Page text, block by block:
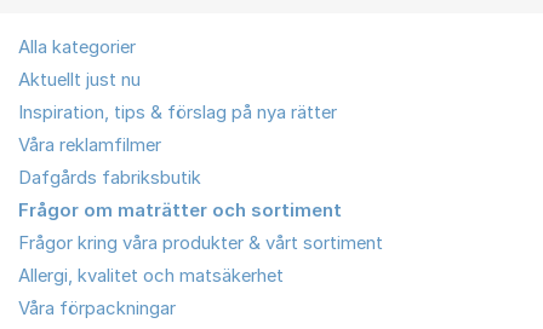
Alla kategorier
Aktuellt just nu
Inspiration, tips & förslag på nya rätter
Våra reklamfilmer
Dafgårds fabriksbutik
Frågor om maträtter och sortiment
Frågor kring våra produkter & vårt sortiment
Allergi, kvalitet och matsäkerhet
Våra förpackningar